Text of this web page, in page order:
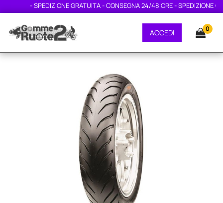
- SPEDIZIONE GRATUITA - CONSEGNA 24/48 ORE - SPEDIZIONE
ACCEDI 0